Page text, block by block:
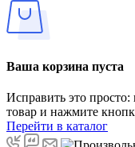
Ваша корзина пуста
Исправить это
товар и нажмите
Перейти в каталог